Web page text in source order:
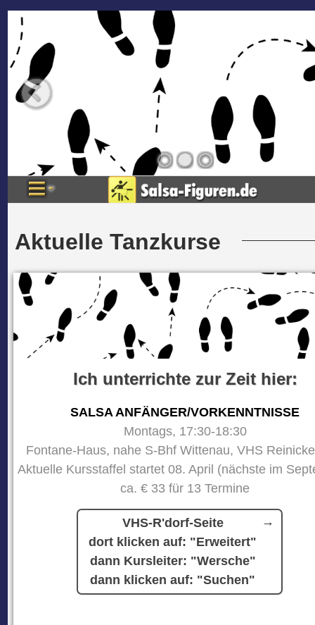
Aktuelle Tanzkurse
Ich unterrichte zur Zeit hier:
SALSA ANFÄNGER/VORKENNTNISSE
Montags, 17:30-18:30
Fontane-Haus, nahe S-Bhf Wittenau, VHS
Aktuelle Kursstaffel startet 08. April (nächste im
ca. € 33 für 13 Termine
VHS-R'dorf-Seite
dort klicken auf: "Erweitert"
dann Kursleiter: "Wersche"
dann klicken auf: "Suchen"